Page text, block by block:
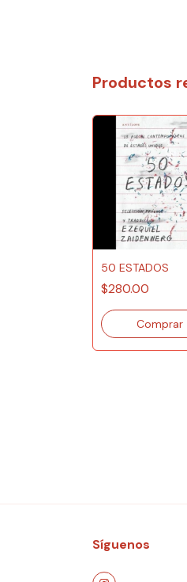
Productos
50 ESTADOS
$280.00
Síguenos